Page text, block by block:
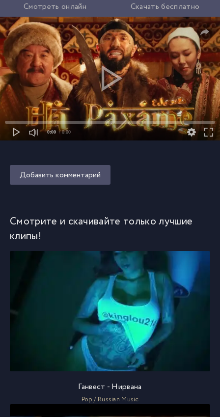
Смотреть онлайн Скачать бесплатно
0:00 / 0:00
Добавить комментарий
Смотрите и скачивайте только лучшие
клипы!
Ганвест - Нирвана
Pop / Russian Music